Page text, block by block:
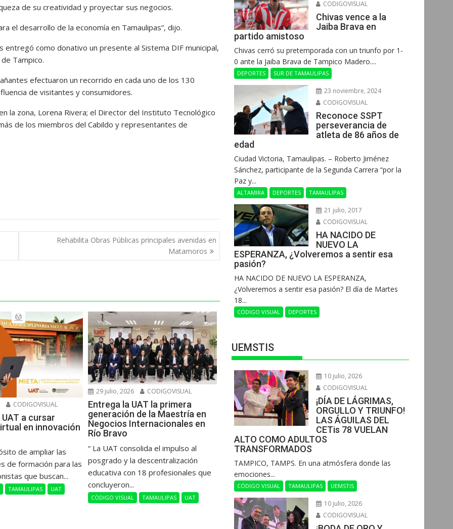
de su creatividad y proyectar sus negocios.
el desarrollo de la economía en Tamaulipas”, dijo.
como donativo un presente al Sistema DIF municipal,
Tampico.
efectuaron un recorrido en cada uno de los 130
de visitantes y consumidores.
la zona, Lorena Rivera; el Director del Instituto Tecnológico
de los miembros del Cabildo y representantes de
Rehabilita Obras Públicas principales avenidas en
Matamoros
CODIGOVISUAL
a cursar
en innovación
de ampliar las
de formación para las
que buscan...
TAMAULIPAS UAT
29 julio, 2026 CODIGOVISUAL
Entrega la UAT la primera
generación de la Maestría en
Negocios Internacionales en
Río Bravo
“ La UAT consolida el impulso al
posgrado y la descentralización
educativa con 18 profesionales que
concluyeron...
CÓDIGO VISUAL TAMAULIPAS UAT
CODIGOVISUAL
Chivas vence a la
Jaiba Brava en
partido amistoso
Chivas cerró su pretemporada con un triunfo por 1-
0 ante la Jaiba Brava de Tampico Madero....
DEPORTES SUR DE TAMAULIPAS
23 noviembre, 2024
CODIGOVISUAL
Reconoce SSPT
perseverancia de
atleta de 86 años de
edad
Ciudad Victoria, Tamaulipas. – Roberto Jiménez
Sánchez, participante de la Segunda Carrera “por la
Paz y...
ALTAMIRA DEPORTES TAMAULIPAS
21 julio, 2017
CODIGOVISUAL
HA NACIDO DE
NUEVO LA
ESPERANZA, ¿Volveremos a sentir esa
pasión?
HA NACIDO DE NUEVO LA ESPERANZA,
¿Volveremos a sentir esa pasión? El día de Martes
18...
CÓDIGO VISUAL DEPORTES
UEMSTIS
10 julio, 2026
CODIGOVISUAL
¡DÍA DE LÁGRIMAS,
ORGULLO Y TRIUNFO!
LAS ÁGUILAS DEL
CETis 78 VUELAN
ALTO COMO ADULTOS
TRANSFORMADOS
​TAMPICO, TAMPS. En una atmósfera donde las
emociones...
CÓDIGO VISUAL TAMAULIPAS UEMSTIS
10 julio, 2026
CODIGOVISUAL